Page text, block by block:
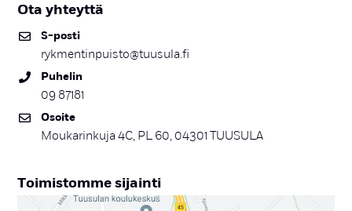
Ota yh­teyt­tä
S-pos­ti
rykmentinpuisto@tuusula.fi
Pu­he­lin
09 87181
Osoi­te
Moukarinkuja 4C, PL 60, 04301 TUUSULA
Toi­mis­tom­me si­jain­ti